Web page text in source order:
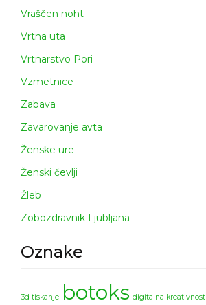
Vraščen noht
Vrtna uta
Vrtnarstvo Pori
Vzmetnice
Zabava
Zavarovanje avta
Ženske ure
Ženski čevlji
Žleb
Zobozdravnik Ljubljana
Oznake
3d tiskanje botoks digitalna kreativnost